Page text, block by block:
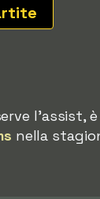
l'assist,
nella